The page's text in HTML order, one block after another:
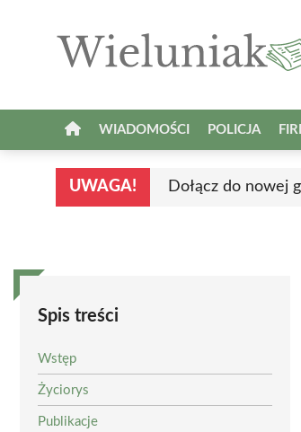
WIADOMOŚCI POLICJA
UWAGA! Dołącz do nowej
Spis treści
Wstęp
Życiorys
Publikacje